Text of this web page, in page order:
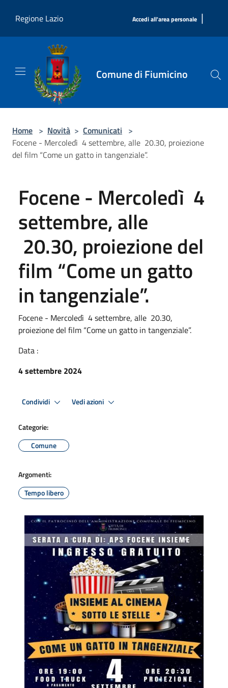
Regione Lazio
Accedi all'area personale |
Comune di Fiumicino
Home > Novità > Comunicati >
Focene - Mercoledì 4 settembre, alle 20.30, proiezione
del film “Come un gatto in tangenziale”.
Focene - Mercoledì 4
settembre, alle
20.30, proiezione del
film “Come un gatto
in tangenziale”.
Focene - Mercoledì 4 settembre, alle 20.30,
proiezione del film “Come un gatto in tangenziale”.
Data :
4 settembre 2024
Condividi Vedi azioni
Categorie:
Comune
Argomenti:
Tempo libero